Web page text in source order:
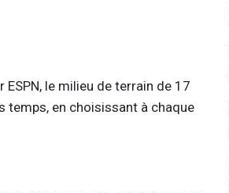
le milieu de terrain de 17
temps, en choisissant à chaque